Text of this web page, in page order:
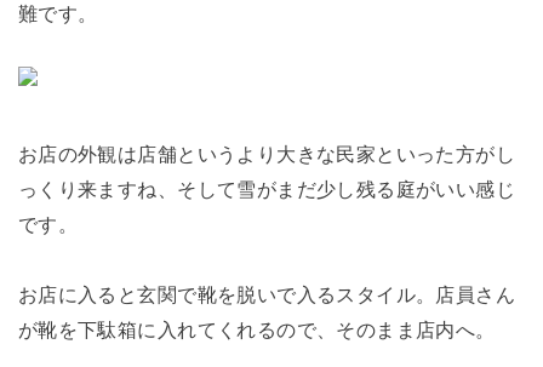
難です。
お店の外観は店舗というより大きな民家といった方がし
っくり来ますね、そして雪がまだ少し残る庭がいい感じ
です。
お店に入ると玄関で靴を脱いで入るスタイル。店員さん
が靴を下駄箱に入れてくれるので、そのまま店内へ。